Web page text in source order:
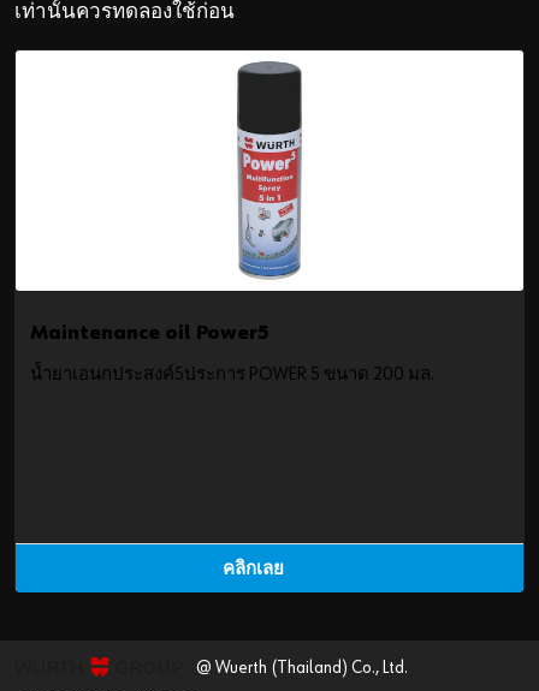
แพลตฟอร์มของผู้ให้บริการ:
https://youtu.be/PfL2nRIv4ec
เท่านั้นควรทดลองใช้ก่อน
Maintenance oil Power5
น้ำยาเอนกประสงค์5ประการ POWER 5 ขนาด 200 มล.
คลิกเลย
@ Wuerth (Thailand) Co., Ltd.